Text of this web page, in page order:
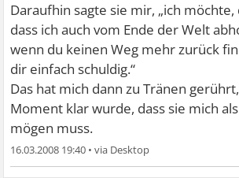
Daraufhin sagte sie mir, „ich möchte,
dass ich auch vom Ende der Welt
wenn du keinen Weg mehr zurück
dir einfach schuldig.“
Das hat mich dann zu Tränen
Moment klar wurde, dass sie mich
mögen muss.
16.03.2008 19:40 •